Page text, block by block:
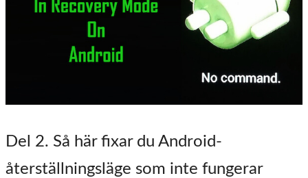
Del 2. Så här fixar du Android-
återställningsläge som inte fungerar